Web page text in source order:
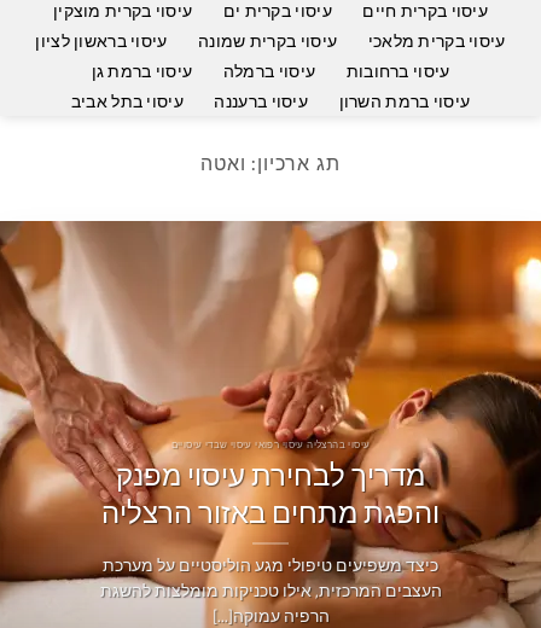
עיסוי בקרית חיים
עיסוי בקרית ים
עיסוי בקרית מוצקין
עיסוי בקרית מלאכי
עיסוי בקרית שמונה
עיסוי בראשון לציון
עיסוי ברחובות
עיסוי ברמלה
עיסוי ברמת גן
עיסוי ברמת השרון
עיסוי ברעננה עיסוי בתל אביב
תג ארכיון: ואטה
עיסוי בהרצליה עיסוי רפואי עיסוי שבדי עיסויים
מדריך לבחירת עיסוי מפנק
והפגת מתחים באזור הרצליה
כיצד משפיעים טיפולי מגע הוליסטיים על מערכת
העצבים המרכזית, אילו טכניקות מומלצות להשגת
הרפיה עמוקה[...]